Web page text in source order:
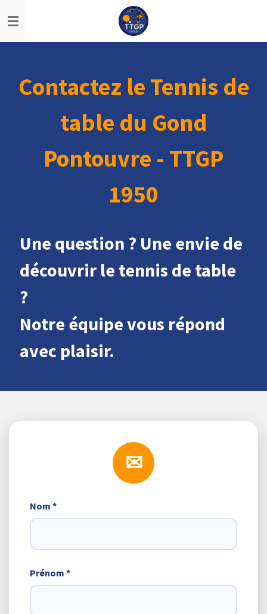
au
Contactez le Tennis de
table du Gond
Pontouvre - TTGP
1950
Une question ? Une envie de
découvrir le tennis de table
?
Notre équipe vous répond
avec plaisir.
Nom *
Prénom *